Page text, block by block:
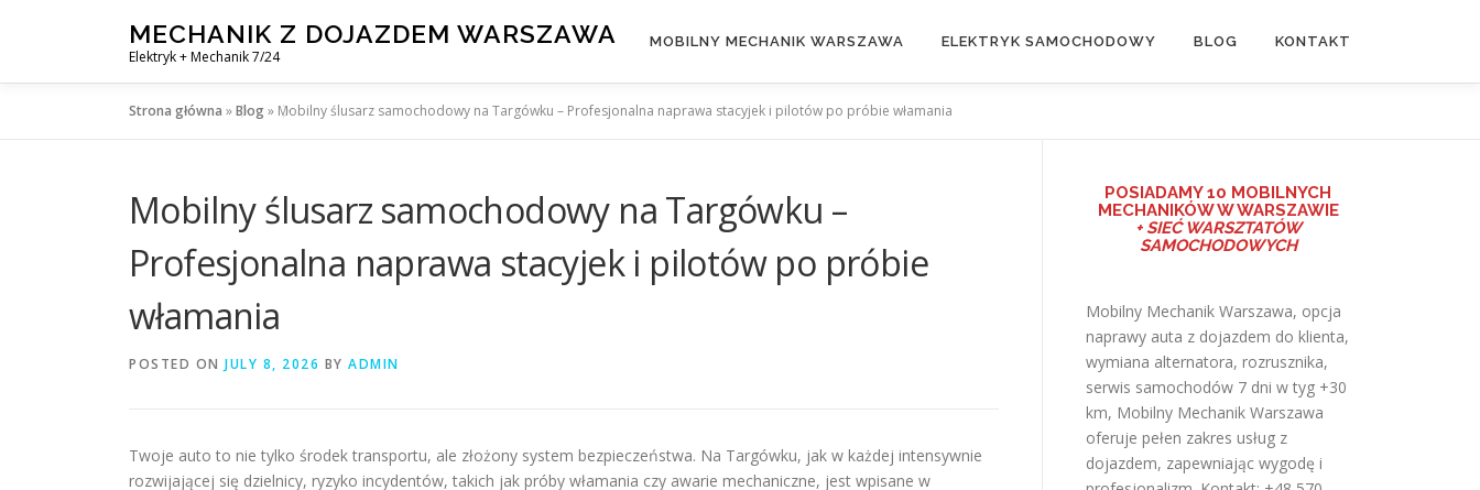
MECHANIK Z DOJAZDEM WARSZAWA
Elektryk + Mechanik 7/24
MOBILNY MECHANIK WARSZAWA ELEKTRYK SAMOCHODOWY BLOG KONTAKT
Strona główna »Blog» Mobilny ślusarz samochodowy na Targówku – Profesjonalna naprawa stacyjek i pilotów po próbie włamania
Mobilny ślusarz samochodowy na Targówku –
Profesjonalna naprawa stacyjek i pilotów po próbie
włamania
POSTED ON JULY 8, 2026 BY ADMIN
Twoje auto to nie tylko środek transportu, ale złożony system bezpieczeństwa. Na Targówku, jak w każdej intensywnie
rozwijającej się dzielnicy, ryzyko incydentów, takich jak próby włamania czy awarie mechaniczne, jest wpisane w
POSIADAMY 10 MOBILNYCH
MECHANIKÓW W WARSZAWIE
+ SIEĆ WARSZTATÓW
SAMOCHODOWYCH
Mobilny Mechanik Warszawa, opcja
naprawy auta z dojazdem do klienta,
wymiana alternatora, rozrusznika,
serwis samochodów 7 dni w tyg +30
km, Mobilny Mechanik Warszawa
oferuje pełen zakres usług z
dojazdem, zapewniając wygodę i